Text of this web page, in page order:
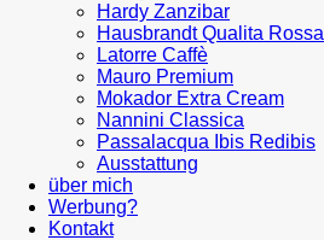
Hardy Zanzibar
Hausbrandt Qualita Rossa
Latorre Caffè
Mauro Premium
Mokador Extra Cream
Nannini Classica
Passalacqua Ibis Redibis
Ausstattung
über mich
Werbung?
Kontakt